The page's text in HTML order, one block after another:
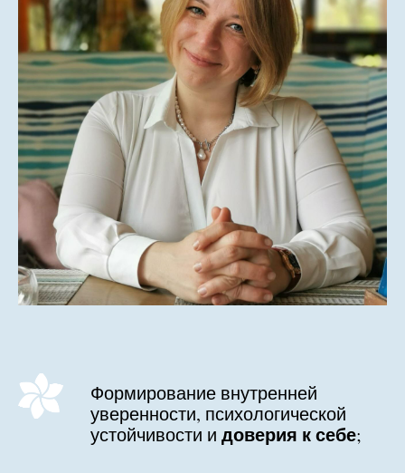
Формирование внутренней
уверенности, психологической
устойчивости и доверия к себе;